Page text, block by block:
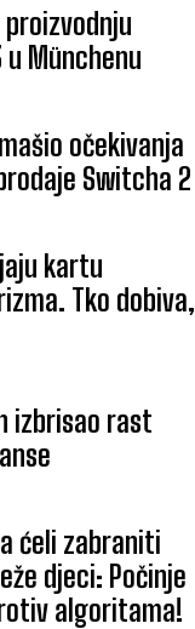
proizvodnju
Münchenu
očekivanja
Switcha 2
kartu
Tko dobiva,
izbrisao rast
ćeli zabraniti
djeci: Počinje
algoritama!